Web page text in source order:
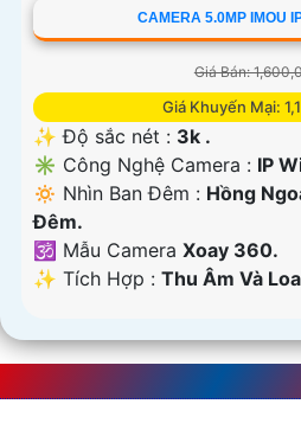
CAMERA 5.0MP IMOU
Giá Bán:
Giá Khuyến Mại:
✨ Độ sắc nét : 3k .
✳️ Công Nghệ Camera : IP
🔅 Nhìn Ban Đêm : Hồng
Ðêm.
🕉️ Mẫu Camera Xoay 360.
️✨ Tích Hợp : Thu Âm Và